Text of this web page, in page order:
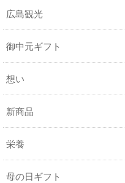
広島観光
御中元ギフト
想い
新商品
栄養
母の日ギフト